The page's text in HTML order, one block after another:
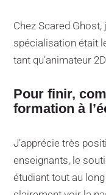
Chez Scared
spécialisation était
tant qu’animateur
Pour finir,
formation à
J’apprécie très
enseignants, le
étudiant tout au